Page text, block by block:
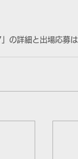
の詳細と出場応募は